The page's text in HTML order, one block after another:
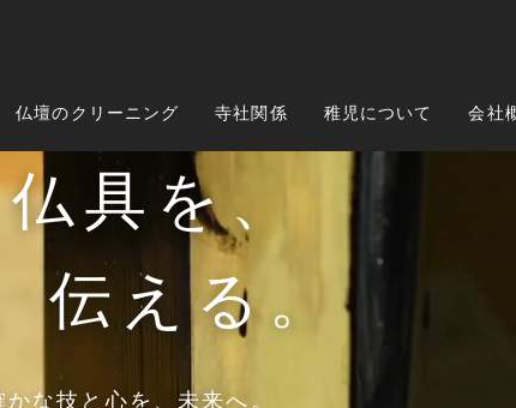
仏壇のクリーニング 寺社関係 稚児について 会社
具を、
伝える。
な技と心を、未来へ。